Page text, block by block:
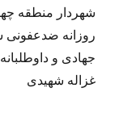
شهردار منطقه
روزانه ضدعفونی
جهادی و
غزاله شهیدی